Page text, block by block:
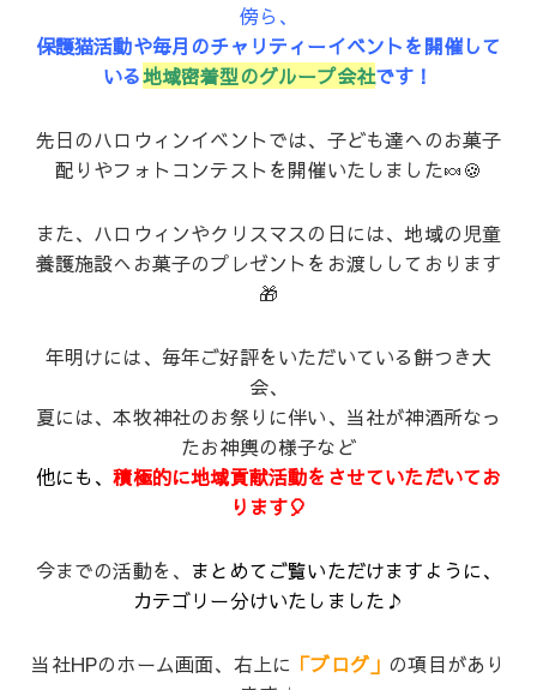
傍ら、
保護猫活動や毎月のチャリティーイベントを開催して
いる地域密着型のグループ会社です！
先日のハロウィンイベントでは、子ども達へのお菓子
配りやフォトコンテストを開催いたしました🍬🍪
また、ハロウィンやクリスマスの日には、地域の児童
養護施設へお菓子のプレゼントをお渡ししております
🎁
年明けには、毎年ご好評をいただいている餅つき大
会、
夏には、本牧神社のお祭りに伴い、当社が神酒所なっ
たお神輿の様子など
他にも、積極的に地域貢献活動をさせていただいてお
ります🎈
今までの活動を、 まとめてご覧いただけますように、
カテゴリー分けいたしました♪
当社HPのホーム画面、右上に 「ブログ」 の項目があり